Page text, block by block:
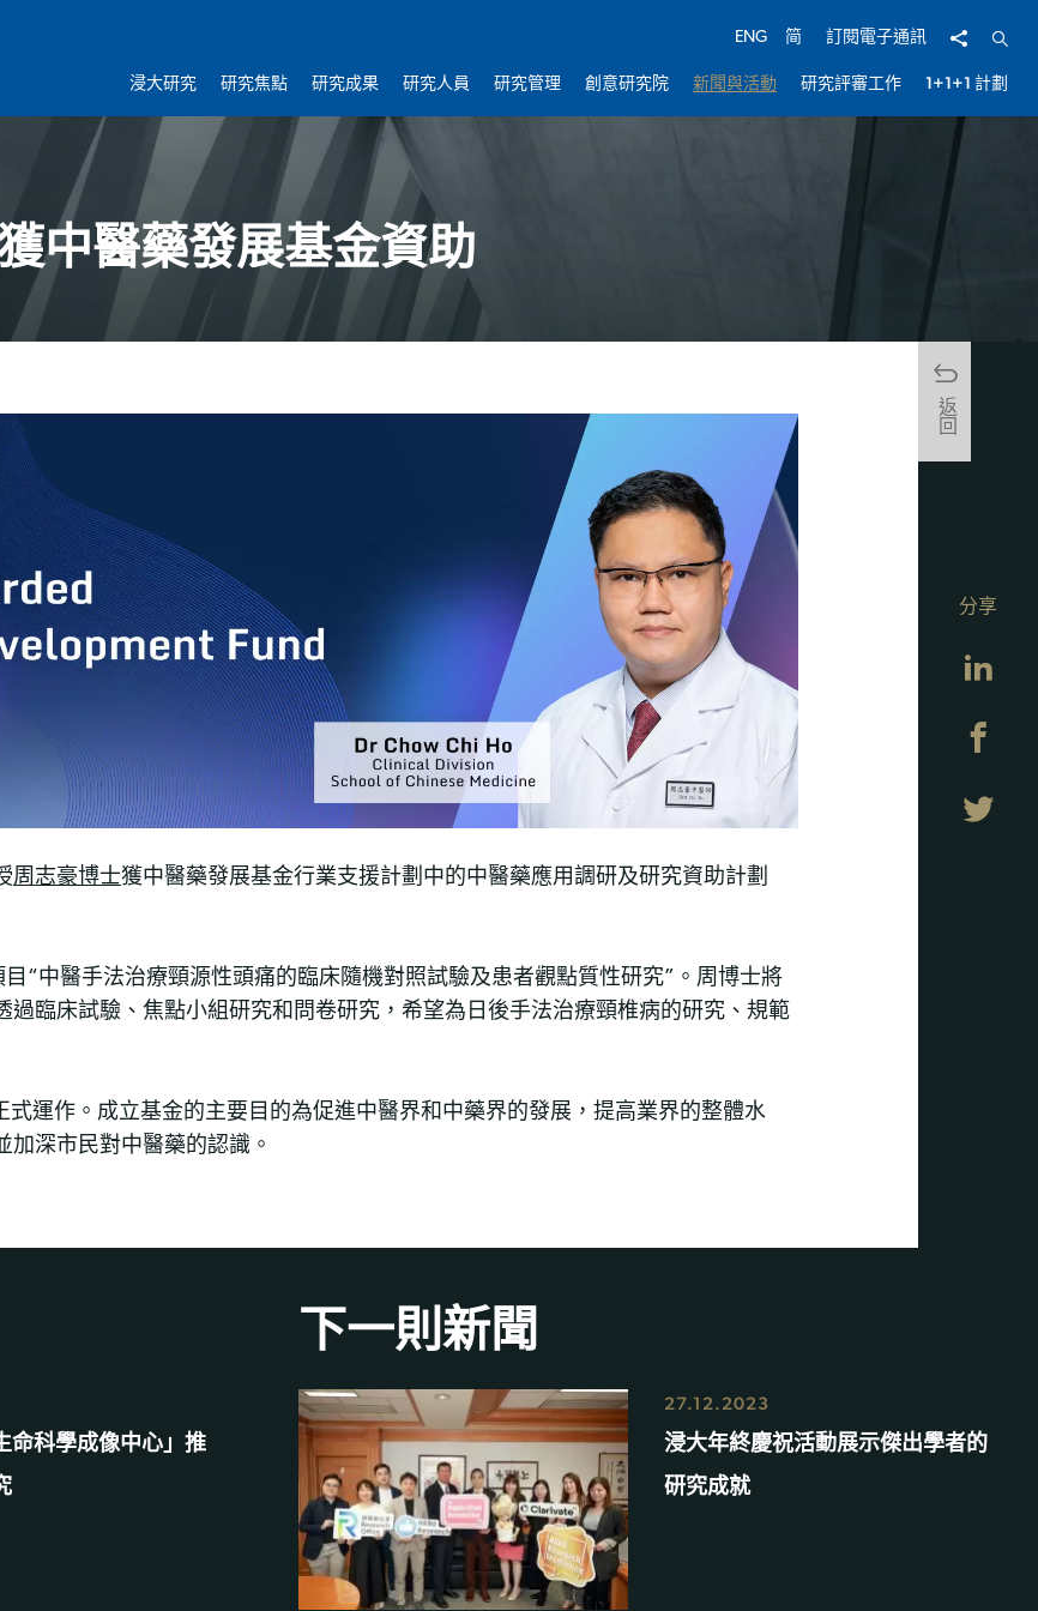
ENG 简 訂閱電子通訊 分享 開啟
浸大研究 研究焦點 研究成果 研究人員 研究管理 創意研究院 新聞與活動 研究評審工作 1+1+1 計劃
中醫藥發展基金資助
返回
周志豪博士獲中醫藥發展基金行業支援計劃中的中醫藥應用調研及研究資助計劃
“中醫手法治療頸源性頭痛的臨床隨機對照試驗及患者觀點質性研究”。周博士將
臨床試驗、焦點小組研究和問卷研究，希望為日後手法治療頸椎病的研究、規範
運作。成立基金的主要目的為促進中醫界和中藥界的發展，提高業界的整體水
深市民對中醫藥的認識。
分享
命科學成像中心」推
下一則新聞
27.12.2023
浸大年終慶祝活動展示傑出學者的
研究成就